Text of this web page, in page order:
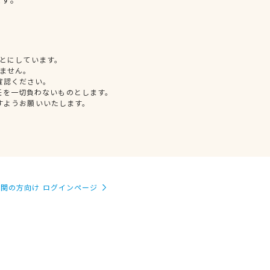
しています。
せん。
ください。
一切負わないものとします。
うお願いいたします。
の方向け ログインページ